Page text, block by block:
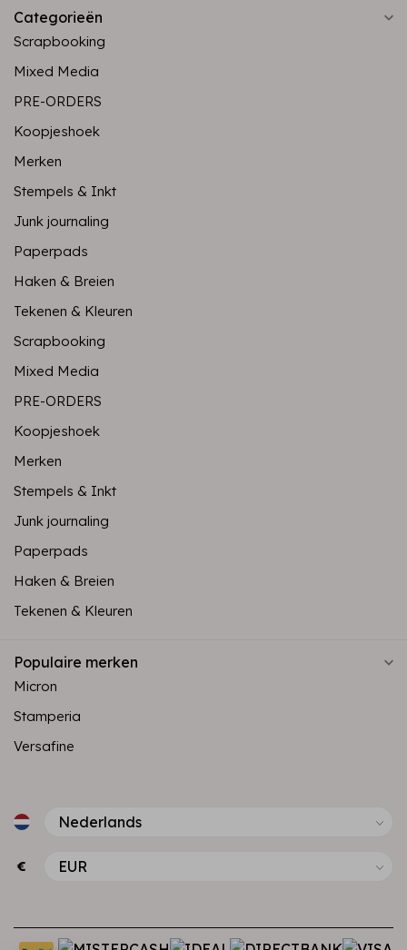
Categorieën
Scrapbooking
Mixed Media
PRE-ORDERS
Koopjeshoek
Merken
Stempels & Inkt
Junk journaling
Paperpads
Haken & Breien
Tekenen & Kleuren
Scrapbooking
Mixed Media
PRE-ORDERS
Koopjeshoek
Merken
Stempels & Inkt
Junk journaling
Paperpads
Haken & Breien
Tekenen & Kleuren
Populaire merken
Micron
Stamperia
Versafine
€